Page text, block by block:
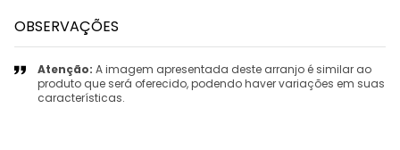
OBSERVAÇÕES
Atenção: A imagem apresentada deste arranjo é similar ao
produto que será oferecido, podendo haver variações em suas
características.